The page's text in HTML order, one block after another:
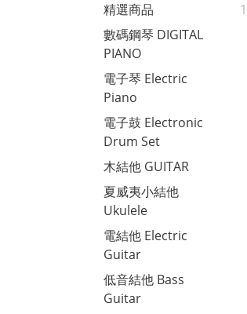
精選商品
數碼鋼琴 DIGITAL
PIANO
電子琴 Electric
Piano
電子鼓 Electronic
Drum Set
木結他 GUITAR
夏威夷小結他
Ukulele
電結他 Electric
Guitar
低音結他 Bass
Guitar